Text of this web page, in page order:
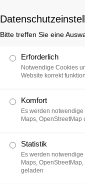
Sammlung
Bitte treffen Sie eine
Erforderlich
Notwendige Cookies
Website korrekt
Komfort
Es werden
Maps,
Statistik
Es werden
Maps,
geladen